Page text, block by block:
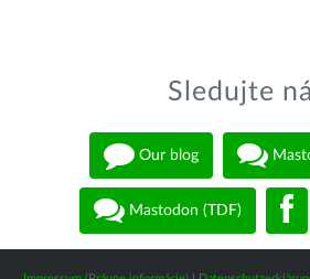
Sledujte
Our blog
Mastodon (TDF)